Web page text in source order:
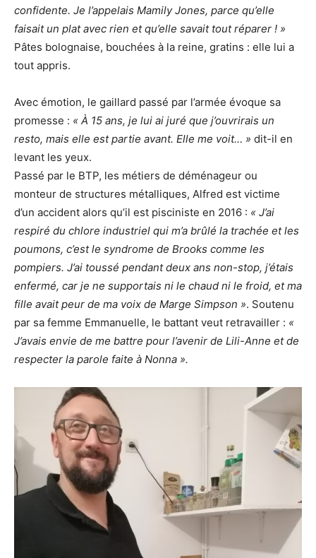
confidente. Je l’appelais Mamily Jones, parce qu’elle
faisait un plat avec rien et qu’elle savait tout réparer ! »
Pâtes bolognaise, bouchées à la reine, gratins : elle lui a
tout appris.
Avec émotion, le gaillard passé par l’armée évoque sa
promesse : « À 15 ans, je lui ai juré que j’ouvrirais un
resto, mais elle est partie avant. Elle me voit… » dit-il en
levant les yeux.
Passé par le BTP, les métiers de déménageur ou
monteur de structures métalliques, Alfred est victime
d’un accident alors qu’il est pisciniste en 2016 : « J’ai
respiré du chlore industriel qui m’a brûlé la trachée et les
poumons, c’est le syndrome de Brooks comme les
pompiers. J’ai toussé pendant deux ans non-stop, j’étais
enfermé, car je ne supportais ni le chaud ni le froid, et ma
fille avait peur de ma voix de Marge Simpson ». Soutenu
par sa femme Emmanuelle, le battant veut retravailler : «
J’avais envie de me battre pour l’avenir de Lili-Anne et de
respecter la parole faite à Nonna ».